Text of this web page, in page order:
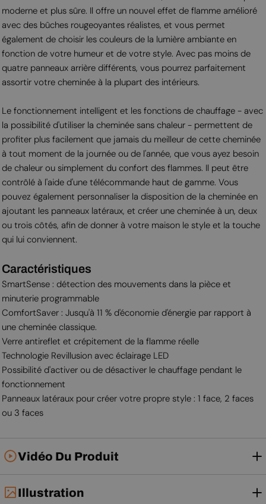
moderne et plus sûre. Il offre un nouvel effet de flamme amélioré
avec des bûches rougeoyantes réalistes, et vous permet
également de choisir les couleurs de la lumière ambiante en
fonction de votre humeur et de votre style. Avec pas moins de
quatre panneaux arrière différents, vous pourrez parfaitement
assortir votre cheminée à la plupart des intérieurs.
Le fonctionnement intelligent et les fonctions de chauffage - avec
la possibilité d'utiliser la cheminée sans chaleur - permettent de
profiter plus facilement que jamais du meilleur de cette cheminée
à tout moment de la journée ou de l'année, que vous ayez besoin
de chaleur ou simplement du confort des flammes. Il peut être
contrôlé à l'aide d'une télécommande haut de gamme. Vous
pouvez également personnaliser la disposition de la cheminée en
ajoutant les panneaux latéraux, et créer une cheminée à un, deux
ou trois côtés, afin de donner à votre maison le style et la touche
qui lui conviennent.
Caractéristiques
SmartSense : détection des mouvements dans la pièce et
minuterie programmable
ComfortSaver : Jusqu'à 11 % d'économie d'énergie par rapport à
une cheminée classique.
Verre antireflet et crépitement de la flamme réelle
Technologie Revillusion avec éclairage LED
Possibilité d'activer ou de désactiver le chauffage pendant le
fonctionnement
Panneaux latéraux pour créer votre propre style : 1 face, 2 faces
ou 3 faces
Vidéo Du Produit
Illustration